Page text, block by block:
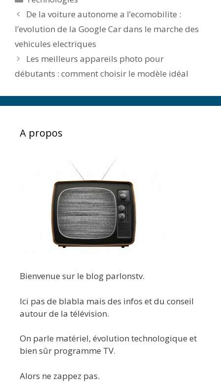
les
sentiments de
votre
marche des
vehicules
electriques
De la voiture autonome a l’ecomobilite :
l’evolution de la Google Car dans le marche des
vehicules electriques
Les meilleurs appareils photo pour
débutants : comment choisir le modèle idéal
A propos
Bienvenue sur le blog parlonstv.
Ici pas de blabla mais des infos et du conseil
autour de la télévision.
On parle matériel, évolution technologique et
bien sûr programme TV.
Alors ne zappez pas.